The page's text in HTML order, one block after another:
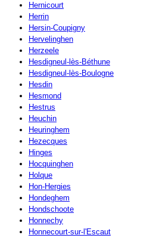
Hernicourt
Herrin
Hersin-Coupigny
Hervelinghen
Herzeele
Hesdigneul-lès-Béthune
Hesdigneul-lès-Boulogne
Hesdin
Hesmond
Hestrus
Heuchin
Heuringhem
Hezecques
Hinges
Hocquinghen
Holque
Hon-Hergies
Hondeghem
Hondschoote
Honnechy
Honnecourt-sur-l'Escaut